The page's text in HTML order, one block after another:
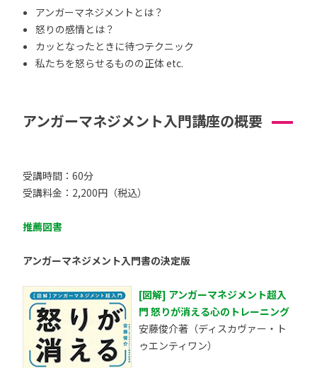
アンガーマネジメントとは？
怒りの感情とは？
カッとなったときに待つテクニック
私たちを怒らせるものの正体 etc.
アンガーマネジメント入門講座の概要
受講時間：60分
受講料金：2,200円（税込）
推薦図書
アンガーマネジメント入門書の決定版
[図解] アンガーマネジメント超入
門 怒りが消える心のトレーニング
安藤俊介著（ディスカヴァー・ト
ゥエンティワン）